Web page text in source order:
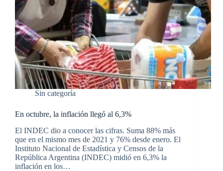
Sin categoría
En octubre, la inflación llegó al 6,3%
El INDEC dio a conocer las cifras. Suma 88% más
que en el mismo mes de 2021 y 76% desde enero. El
Instituto Nacional de Estadística y Censos de la
República Argentina (INDEC) midió en 6,3% la
inflación en los…